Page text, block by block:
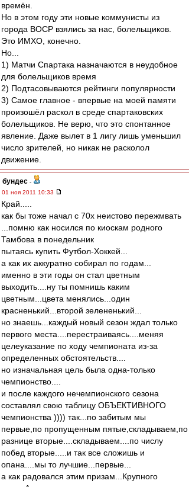
времён.
Но в этом году эти новые коммунисты из
города ВОСР взялись за нас, болельщиков.
Это ИМХО, конечно.
Но...
1) Матчи Спартака назначаются в неудобное
для болельщиков время
2) Подтасовываются рейтинги популярности
3) Самое главное - впервые на моей памяти
произошёл раскол в среде спартаковских
болельщиков. Не верю, что это спонтанное
явление. Даже вылет в 1 лигу лишь уменьшил
число зрителей, но никак не расколол
движение.
бундес -
01 ноя 2011 10:33
Край.....
как бы тоже начал с 70х неистово пережмвать
...помню как носился по киоскам родного
Тамбова в понедельник
пытаясь купить Футбол-Хоккей...
а как их аккуратно собирал по годам...
именно в эти годы он стал цветным
выходить....ну ты помнишь каким
цветным...цвета менялись...один
красненький...второй зелененький...
но знаешь...каждый новый сезон ждал только
первого места....перестраиваясь....меняя
целеуказание по ходу чемпионата из-за
определенных обстоятельств....
но изначальная цель была одна-только
чемпионство....
и после каждого нечемпионского сезона
составлял свою таблицу ОБЪЕКТИВНОГО
чемпионства )))) так...по забитым мы
первые,по пропущенным пятые,складываем,по
разнице вторые....складываем....по числу
побед вторые.....и так все сложишь и
опана....мы то лучшие...первые...
а как радовался этим призам...Крупного